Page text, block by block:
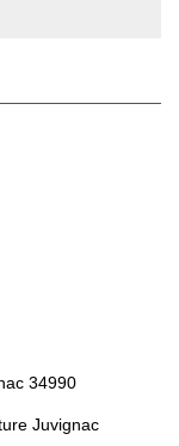
34990
Juvignac